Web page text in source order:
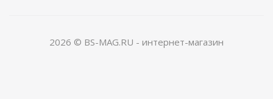
2026 © BS-MAG.RU - интернет-магазин